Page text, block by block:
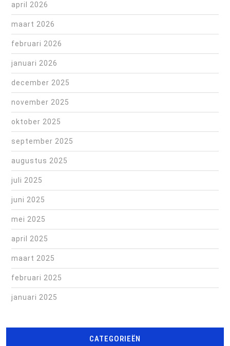
april 2026
maart 2026
februari 2026
januari 2026
december 2025
november 2025
oktober 2025
september 2025
augustus 2025
juli 2025
juni 2025
mei 2025
april 2025
maart 2025
februari 2025
januari 2025
CATEGORIEËN